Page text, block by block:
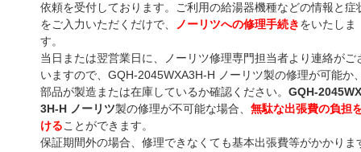
依頼を受付しております。ご利用の給湯器機種などの情報と症
をご入力いただくだけで、
ノーリツへの修理手続きをいたしま
す。
当日または翌営業日に、ノーリツ修理専門担当者より連絡がご
いますので、GQH-2045WXA3H-H ノーリツ製の修理が可能か
部品が製造または在庫しているか確認ください。 GQH-
3H-H ノーリツ製の修理が不可能な場合、 無駄な出張費の負担
けることができます。
保証期間外の場合、修理できなくても基本出張費等がかかりま